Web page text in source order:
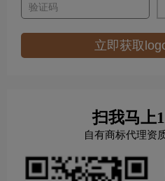
立即获取
扫我马上
自有商标代理资